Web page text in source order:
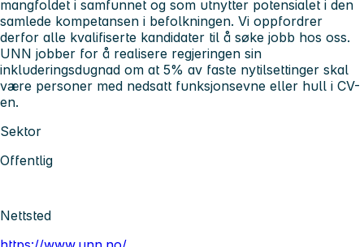
mangfoldet i samfunnet og som utnytter potensialet i den
samlede kompetansen i befolkningen. Vi oppfordrer
derfor alle kvalifiserte kandidater til å søke jobb hos oss.
UNN jobber for å realisere regjeringen sin
inkluderingsdugnad om at 5% av faste nytilsettinger skal
være personer med nedsatt funksjonsevne eller hull i CV-
en.
Sektor
Offentlig
Nettsted